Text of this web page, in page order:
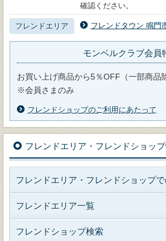
確認ください。
フレンドエリア フレンドタウン 鳴門
モンベルクラブ会員
お買い上げ商品から5％OFF（一部商品
※会員さまのみ
フレンドショップのご利用にあたって
フレンドエリア・フレンドショッ
フレンドエリア・フレンドショップ
フレンドエリア一覧
フレンドショップ検索